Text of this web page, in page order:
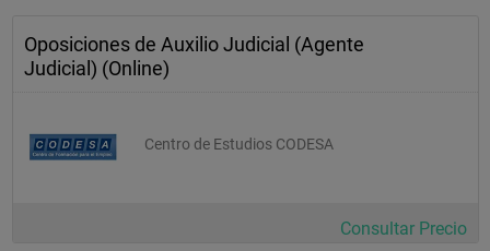
Oposiciones de Auxilio Judicial (Agente
Judicial) (Online)
Centro de Estudios CODESA
Consultar Precio